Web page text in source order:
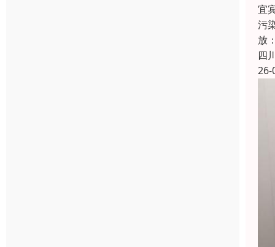
宜
污
放
四
26-